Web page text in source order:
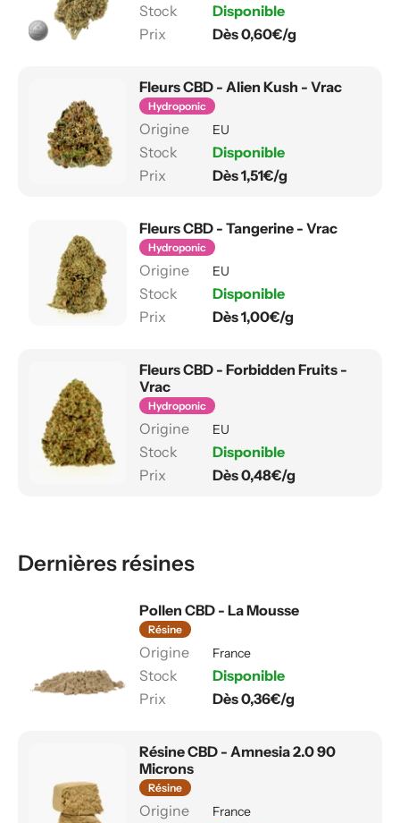
Disponible
Dès 0,60€/g
Fleurs CBD - Alien Kush - Vrac
Hydroponic
EU
Disponible
Dès 1,51€/g
Fleurs CBD - Tangerine - Vrac
Hydroponic
EU
Disponible
Dès 1,00€/g
Fleurs CBD - Forbidden Fruits -
Vrac
Hydroponic
EU
Disponible
Dès 0,48€/g
Dernières résines
Pollen CBD - La Mousse
Résine
France
Disponible
Dès 0,36€/g
Résine CBD - Amnesia 2.0 90
Microns
Résine
France